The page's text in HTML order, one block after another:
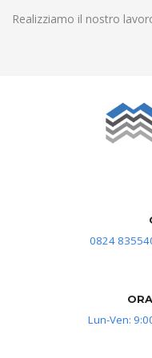
Realizziamo il nostro
0824
Lun-Ven: